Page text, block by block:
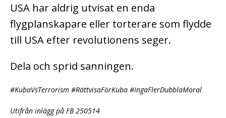
USA har aldrig utvisat en enda
flygplanskapare eller torterare som flydde
till USA efter revolutionens seger.
Dela och sprid sanningen.
#KubaVsTerrorism #RättvisaFörKuba #IngaFlerDubblaMoral
Utifrån inlägg på FB 250514